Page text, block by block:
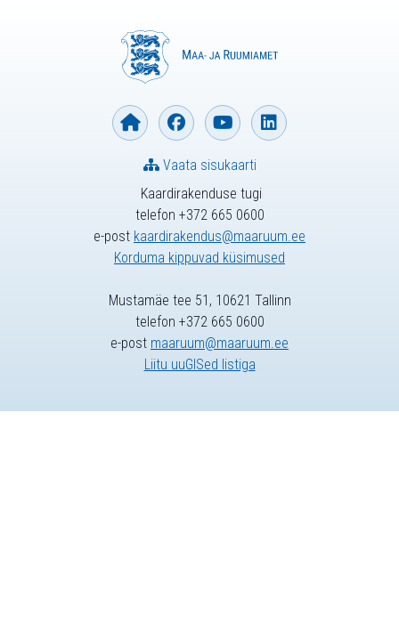
Kaardirakenduse tugi
telefon +372 665 0600
e-post kaardirakendus@maaruum.ee
Korduma kippuvad küsimused
Vaata sisukaarti
Mustamäe tee 51, 10621 Tallinn
telefon +372 665 0600
e-post maaruum@maaruum.ee
Liitu uuGISed listiga